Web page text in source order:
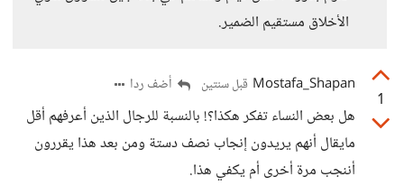
الأخلاق مستقيم الضمير.
1
Mostafa_Shapan قبل سنتين أضف ردا
هل بعض النساء تفكر هكذا؟! بالنسبة للرجال الذين أعرفهم أقل
مايقال أنهم يريدون إنجاب نصف دستة ومن بعد هذا يقررون
أننجب مرة أخرى أم يكفي هذا.